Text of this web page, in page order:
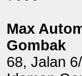
Max
Gombak
68, Jalan